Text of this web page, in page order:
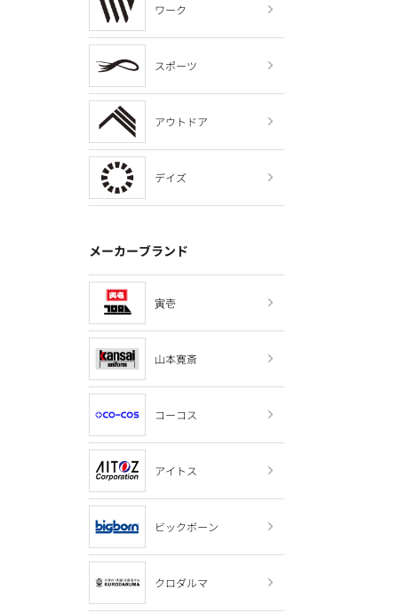
ワーク
スポーツ
アウトドア
デイズ
メーカーブランド
寅壱
山本寛斎
コーコス
アイトス
ビックボーン
クロダルマ